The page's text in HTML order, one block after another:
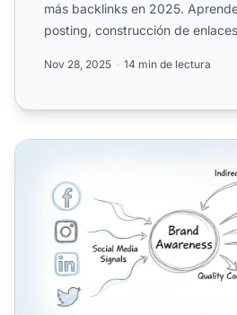
más backlinks en 2025.
posting, construcción de
Nov 28, 2025 14 min de lectura
¿Puede el marketing en redes